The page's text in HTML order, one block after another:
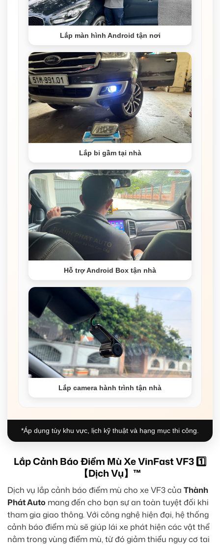
Lắp màn hình Android tận nơi
Lắp bi gầm tại nhà
Hỗ trợ Android Box tận nhà
Lắp camera hành trình tận nhà
*Áp dụng tùy khu vực, lịch kỹ thuật và hạng mục thi công.
Lắp Cảnh Báo Điểm Mù Xe VinFast VF3 1️⃣
【Dịch Vụ】™
Dịch vụ lắp cảnh báo điểm mù cho xe VF3 của Thành
Phát Auto mang đến cho bạn sự an toàn tuyệt đối khi
tham gia giao thông. Với công nghệ hiện đại, hệ thống
cảnh báo điểm mù sẽ giúp lái xe phát hiện các vật thể
nằm trong vùng điểm mù, từ đó giảm thiểu nguy cơ tai